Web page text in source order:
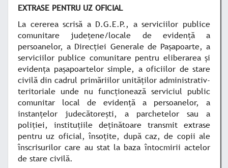
EXTRASE PENTRU UZ OFICIAL
La cererea scrisă a D.G.E.P., a serviciilor publice
comunitare judeţene/locale de evidenţă a
persoanelor, a Direcţiei Generale de Paşapoarte, a
serviciilor publice comunitare pentru eliberarea şi
evidenţa paşapoartelor simple, a oficiilor de stare
civilă din cadrul primăriilor unităţilor administrativ-
teritoriale unde nu funcţionează serviciul public
comunitar local de evidenţă a persoanelor, a
instanţelor judecătoreşti, a parchetelor sau a
poliţiei, instituţiile deţinătoare transmit extrase
pentru uz oficial, însoţite, după caz, de copii ale
înscrisurilor care au stat la baza întocmirii actelor
de stare civilă.